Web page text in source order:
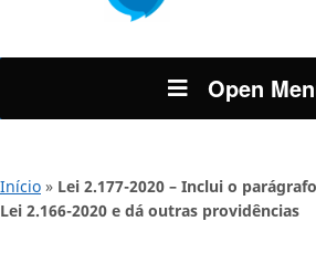
Open
Início » Lei 2.177-2020 – Inclui o
Lei 2.166-2020 e dá outras providências